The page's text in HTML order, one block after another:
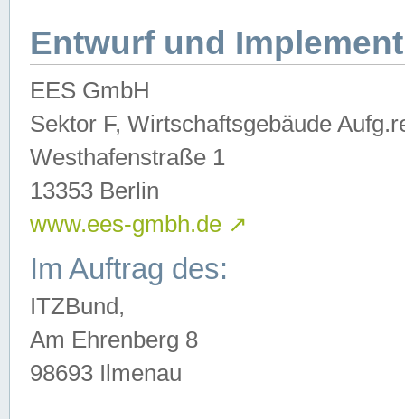
Entwurf und
EES GmbH
Sektor F, Wirtschaftsgebäude
Westhafenstraße 1
13353 Berlin
www.ees-gmbh.de ↗
Im Auftrag des:
ITZBund,
Am Ehrenberg 8
98693 Ilmenau